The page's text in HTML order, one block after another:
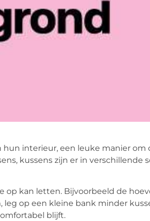
interieur, een leuke manier om
kussens zijn er in verschillende
op kan letten. Bijvoorbeeld de
op een kleine bank minder
blijft.